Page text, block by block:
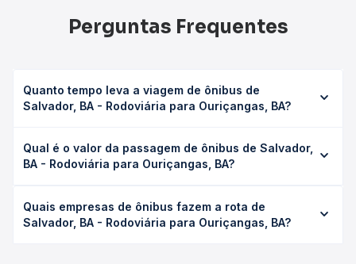
Perguntas Frequentes
Quanto tempo leva a viagem de ônibus de
Salvador, BA - Rodoviária para Ouriçangas, BA?
Ouriçangas, BA leva em média 4h 15min, podendo variar
conforme a viação, o tipo de serviço (convencional,
duração exata de cada opção na data desejada.
Qual é o valor da passagem de ônibus de Salvador,
BA - Rodoviária para Ouriçangas, BA?
Rodoviária para Ouriçangas, BA custa em média R$ 53,00
e varia conforme a data da viagem, a empresa, o tipo de
Quais empresas de ônibus fazem a rota de
Salvador, BA - Rodoviária para Ouriçangas, BA?